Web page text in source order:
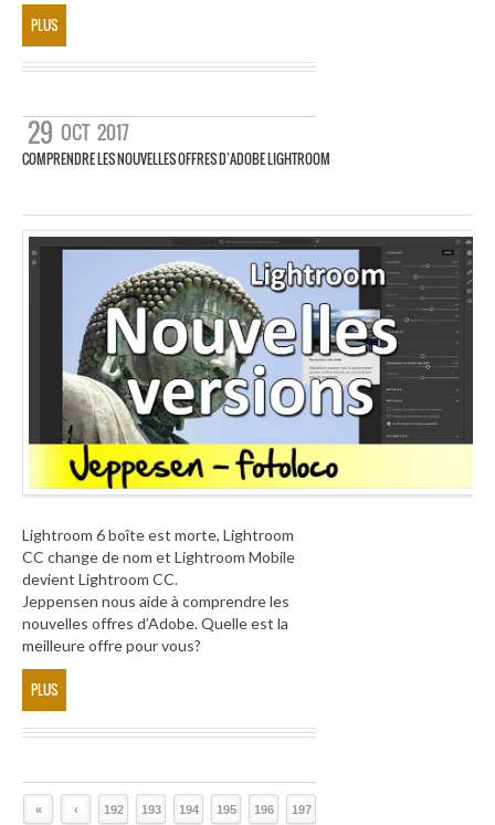
PLUS
29 OCT 2017
COMPRENDRE LES NOUVELLES OFFRES D’ADOBE LIGHTROOM
Lightroom 6 boîte est morte, Lightroom
CC change de nom et Lightroom Mobile
devient Lightroom CC.
Jeppensen nous aide à comprendre les
nouvelles offres d’Adobe. Quelle est la
meilleure offre pour vous?
PLUS
« ‹ 192 193 194 195 196 197